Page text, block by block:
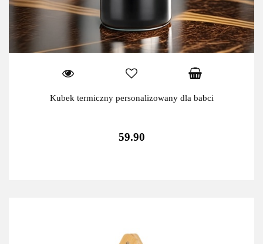
Kubek termiczny personalizowany dla babci
59.90